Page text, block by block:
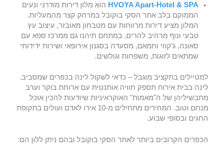
HVOYA Apart-Hotel & SPA הוא מלון דירות מודרני ונעים
הממוקם בלב אתר הסקי בוקובל במרחק קצר מהמעליות.
המלון מציע דירות מרווחות עם מטבחון מאובזר, עיצוב עץ
טבעי ונוף מרהיב להרים. במתחם תיהנו גם ממרכז ספא עם
סאונה, ג’קוזי וחמאם, מסעדה בסגנון אירופאי ושירות ידידותי
שמתאים לזוגות, משפחות וגולשים.
למטיילים בתקציב מוגבל – כדאי לשקול לינה בכפרים שמסביב.
לינה בבית אירוח תספק חוויה אותנטית עם ארוחת בוקר וערב
מתבשיליהן של ה"מאמות" האוקראיניות שיודעות להכין אוכל
מנחם וטוב. המחירים מתחילים מ-10 אירו לאדם ועולים בתקופת
החגים ובסופי שבוע.
הכפרים הקרובים ביותר לאתר הסקי בוקובל ובהם ניתן ללון הם: